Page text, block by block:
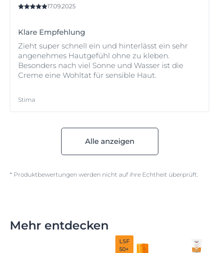
17.09.2025
Klare Empfehlung
Zieht super schnell ein und hinterlässt ein sehr
angenehmes Hautgefühl ohne zu kleben.
Besonders nach viel Sonne und Wasser ist die
Creme eine Wohltat für sensible Haut.
Stima
Alle anzeigen
* Produktbewertungen werden nicht auf ihre Echtheit überprüft.
Mehr entdecken
LSF
50+